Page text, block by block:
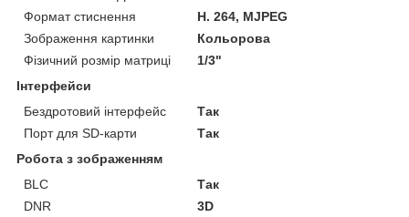
Формат стиснення
H. 264, MJPEG
Зображення картинки
Кольорова
Фізичний розмір матриці
1/3"
Інтерфейси
Бездротовий інтерфейс
Так
Порт для SD-карти
Так
Робота з зображенням
BLC
Так
DNR
3D